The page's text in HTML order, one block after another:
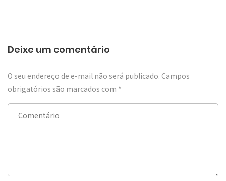
Deixe um comentário
O seu endereço de e-mail não será publicado. Campos
obrigatórios são marcados com *